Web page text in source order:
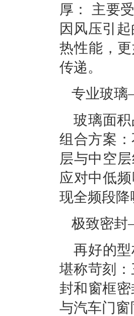
厚：
主要
因风压引
热性能，
传递。
专业玻
玻璃面
组合方案：
层与中空
应对中低
现全频段降
极致密
再好的
堪称苛刻：
封和窗框
与汽车门